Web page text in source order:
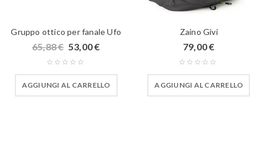
Gruppo ottico per fanale Ufo
65,88€ 53,00€
AGGIUNGI AL CARRELLO
Zaino Givi
79,00€
AGGIUNGI AL CARRELLO